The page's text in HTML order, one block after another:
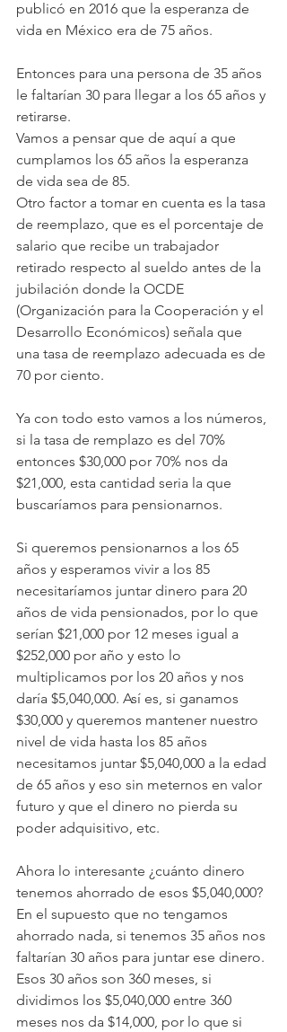
publicó en 2016 que la esperanza de
vida en México era de 75 años.
Entonces para una persona de 35 años
le faltarían 30 para llegar a los 65 años y
retirarse.
Vamos a pensar que de aquí a que
cumplamos los 65 años la esperanza
de vida sea de 85.
Otro factor a tomar en cuenta es la tasa
de reemplazo, que es el porcentaje de
salario que recibe un trabajador
retirado respecto al sueldo antes de la
jubilación donde la OCDE
(Organización para la Cooperación y el
Desarrollo Económicos) señala que
una tasa de reemplazo adecuada es de
70 por ciento.
Ya con todo esto vamos a los números,
si la tasa de remplazo es del 70%
entonces $30,000 por 70% nos da
$21,000, esta cantidad seria la que
buscaríamos para pensionarnos.
Si queremos pensionarnos a los 65
años y esperamos vivir a los 85
necesitaríamos juntar dinero para 20
años de vida pensionados, por lo que
serían $21,000 por 12 meses igual a
$252,000 por año y esto lo
multiplicamos por los 20 años y nos
daría $5,040,000. Así es, si ganamos
$30,000 y queremos mantener nuestro
nivel de vida hasta los 85 años
necesitamos juntar $5,040,000 a la edad
de 65 años y eso sin meternos en valor
futuro y que el dinero no pierda su
poder adquisitivo, etc.
Ahora lo interesante ¿cuánto dinero
tenemos ahorrado de esos $5,040,000?
En el supuesto que no tengamos
ahorrado nada, si tenemos 35 años nos
faltarían 30 años para juntar ese dinero.
Esos 30 años son 360 meses, si
dividimos los $5,040,000 entre 360
meses nos da $14,000, por lo que si